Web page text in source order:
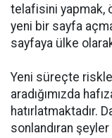
telafisini yapmak,
yeni bir sayfa
sayfaya ülke
Yeni süreçte
aradığımızda
hatırlatmaktadır.
sonlandıran